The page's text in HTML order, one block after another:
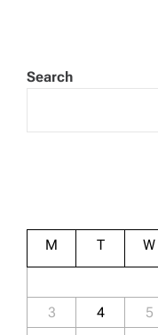
a
t
Search
M T W
3
4 5